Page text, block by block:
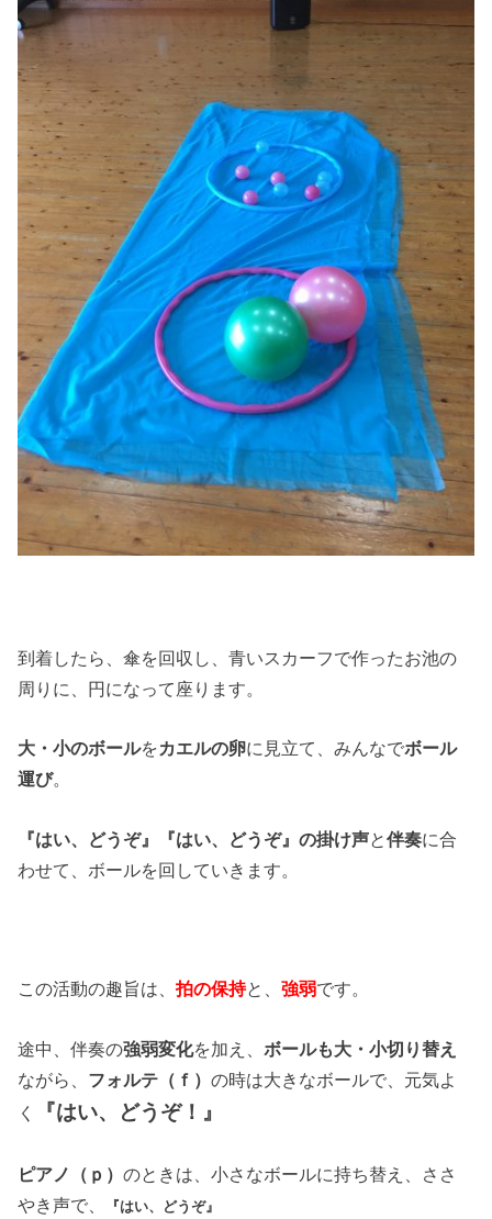
到着したら、傘を回収し、青いスカーフで作ったお池の
周りに、円になって座ります。
大・小のボールをカエルの卵に見立て、みんなでボール
運び。
『はい、どうぞ』『はい、どうぞ』の掛け声と伴奏に合
わせて、ボールを回していきます。
この活動の趣旨は、拍の保持と、強弱です。
途中、伴奏の強弱変化を加え、ボールも大・小切り替え
ながら、 フォルテ（ｆ）の時は大きなボールで、元気よ
く
『はい、どうぞ！』
ピアノ（ｐ）のときは、小さなボールに持ち替え、ささ
やき声で、
『はい、どうぞ』